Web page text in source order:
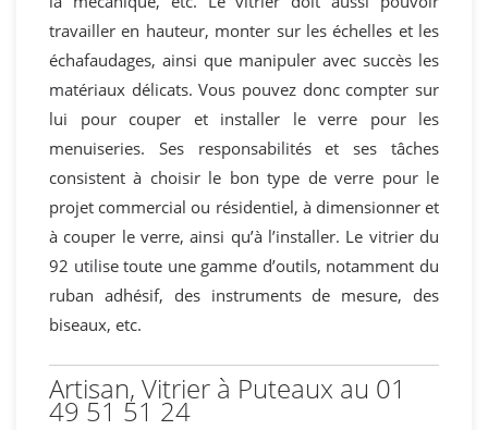
travailler en hauteur, monter sur les échelles et les
échafaudages, ainsi que manipuler avec succès les
matériaux délicats. Vous pouvez donc compter sur
lui pour couper et installer le verre pour les
menuiseries. Ses responsabilités et ses tâches
consistent à choisir le bon type de verre pour le
projet commercial ou résidentiel, à dimensionner et
à couper le verre, ainsi qu’à l’installer. Le vitrier du
92 utilise toute une gamme d’outils, notamment du
ruban adhésif, des instruments de mesure, des
biseaux, etc.
Artisan, Vitrier à Puteaux au 01
49 51 51 24